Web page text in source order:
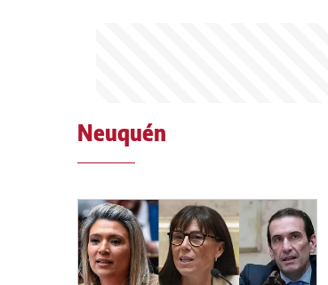
Neuquén